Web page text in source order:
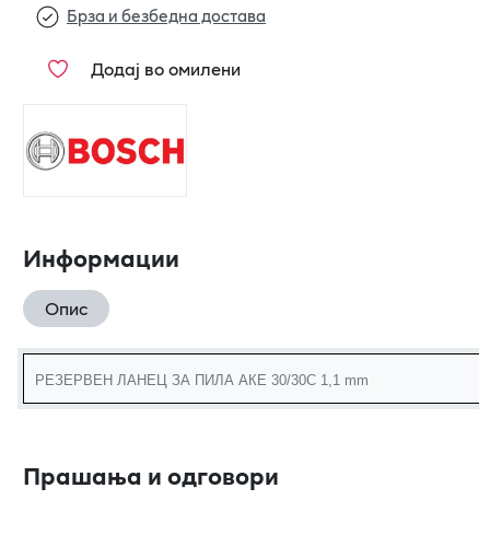
Брза и безбедна достава
Додај во омилени
Информации
Опис
РЕЗЕРВЕН ЛАНЕЦ ЗА ПИЛА АКЕ 30/30С 1,1 mm
Прашања и одговори